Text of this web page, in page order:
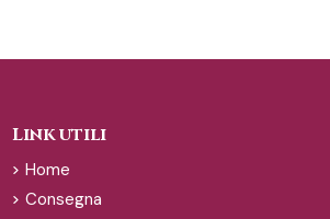
Link utili
Home
Consegna